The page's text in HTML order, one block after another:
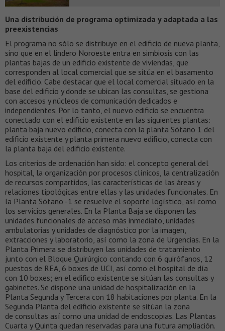
Una distribución de programa optimizada y adaptada a las
preexistencias
El programa no sólo se distribuye en el edificio de nueva planta,
sino que en el lindero Noroeste entra en simbiosis con las
plantas bajas de un edificio existente de viviendas, que
corresponden al local comercial que se sitúa en el basamento
del edificio. Cabe destacar que el local comercial situado en la
base del edificio y donde se ubican las consultas, se gestiona
con accesos y núcleos de comunicación dedicados e
independientes. Por lo tanto, el nuevo edificio se encuentra
conectado con el edificio existente en las siguientes plantas:
planta baja nuevo edificio, conecta con la planta Sótano 1 del
edificio existente y planta primera nuevo edificio, conecta con
la planta baja del edificio existente.
Los criterios de ordenación han sido: el concepto general del
hospital, la organización por procesos clínicos, la centralización
de recursos compartidos, las características de las áreas y
relaciones tipológicas entre ellas y las unidades funcionales. En
la Planta Sótano -1 se resuelve el soporte logístico, así como
los servicios generales. En la Planta Baja se disponen las
unidades funcionales de acceso más inmediato, unidades
ambulatorias y unidades de diagnóstico por la imagen,
extracciones y laboratorio, así como la zona de Urgencias. En la
Planta Primera se distribuyen las unidades de tratamiento
junto con el Bloque Quirúrgico contando con 6 quirófanos, 12
puestos de REA, 6 boxes de UCI, así como el hospital de día
con 10 boxes; en el edifico existente se sitúan las consultas y
gabinetes. Se dispone una unidad de hospitalización en la
Planta Segunda y Tercera con 18 habitaciones por planta. En la
Segunda Planta del edificio existente se sitúan la zona
de consultas así como una unidad de endoscopias. Las Plantas
Cuarta y Quinta quedan reservadas para una futura ampliación.